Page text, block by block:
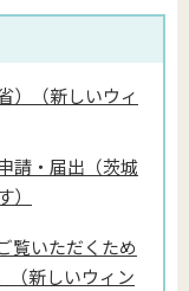
）（新しいウィ
請・届出（茨城
覧いただくため
（新しいウィン